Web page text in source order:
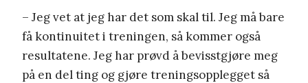
– Jeg vet at jeg har det som skal til. Jeg må bare
få kontinuitet i treningen, så kommer også
resultatene. Jeg har prøvd å bevisstgjøre meg
på en del ting og gjøre treningsopplegget så